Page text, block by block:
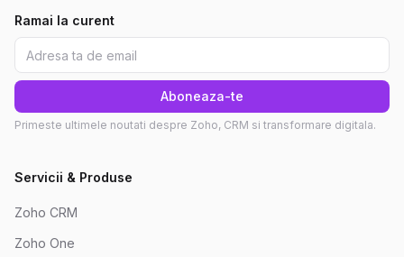
Ramai la curent
Aboneaza-te
Primeste ultimele noutati despre Zoho, CRM si transformare digitala.
Servicii & Produse
Zoho CRM
Zoho One